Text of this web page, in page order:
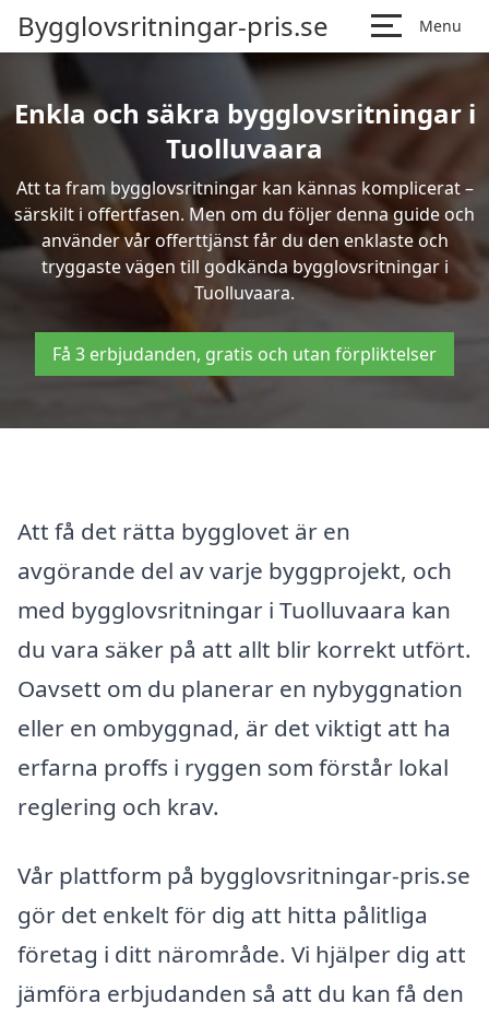
Bygglovsritningar-pris.se Menu
Enkla och säkra bygglovsritningar i
Tuolluvaara
Att ta fram bygglovsritningar kan kännas komplicerat –
särskilt i offertfasen. Men om du följer denna guide och
använder vår offerttjänst får du den enklaste och
tryggaste vägen till godkända bygglovsritningar i
Tuolluvaara.
Få 3 erbjudanden, gratis och utan förpliktelser
Att få det rätta bygglovet är en
avgörande del av varje byggprojekt, och
med bygglovsritningar i Tuolluvaara kan
du vara säker på att allt blir korrekt utfört.
Oavsett om du planerar en nybyggnation
eller en ombyggnad, är det viktigt att ha
erfarna proffs i ryggen som förstår lokal
reglering och krav.
Vår plattform på bygglovsritningar-pris.se
gör det enkelt för dig att hitta pålitliga
företag i ditt närområde. Vi hjälper dig att
jämföra erbjudanden så att du kan få den